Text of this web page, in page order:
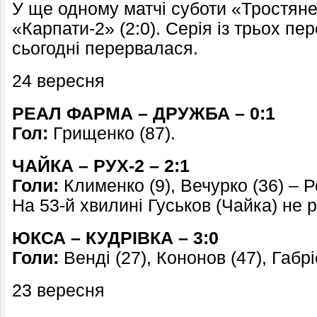
У ще одному матчі суботи
«Карпати-2» (2:0). Серія із трьох
сьогодні перервалася.
24 вересня
РЕАЛ ФАРМА – ДРУЖБА – 0:1
Гол: Грищенко (87).
ЧАЙКА – РУХ-2 – 2:1
Голи: Клименко (9), Вечурко (36) –
На 53-й хвилині Гуськов (Чайка) не
ЮКСА – КУДРІВКА – 3:0
Голи: Венді (27), Кононов (47),
23 вересня